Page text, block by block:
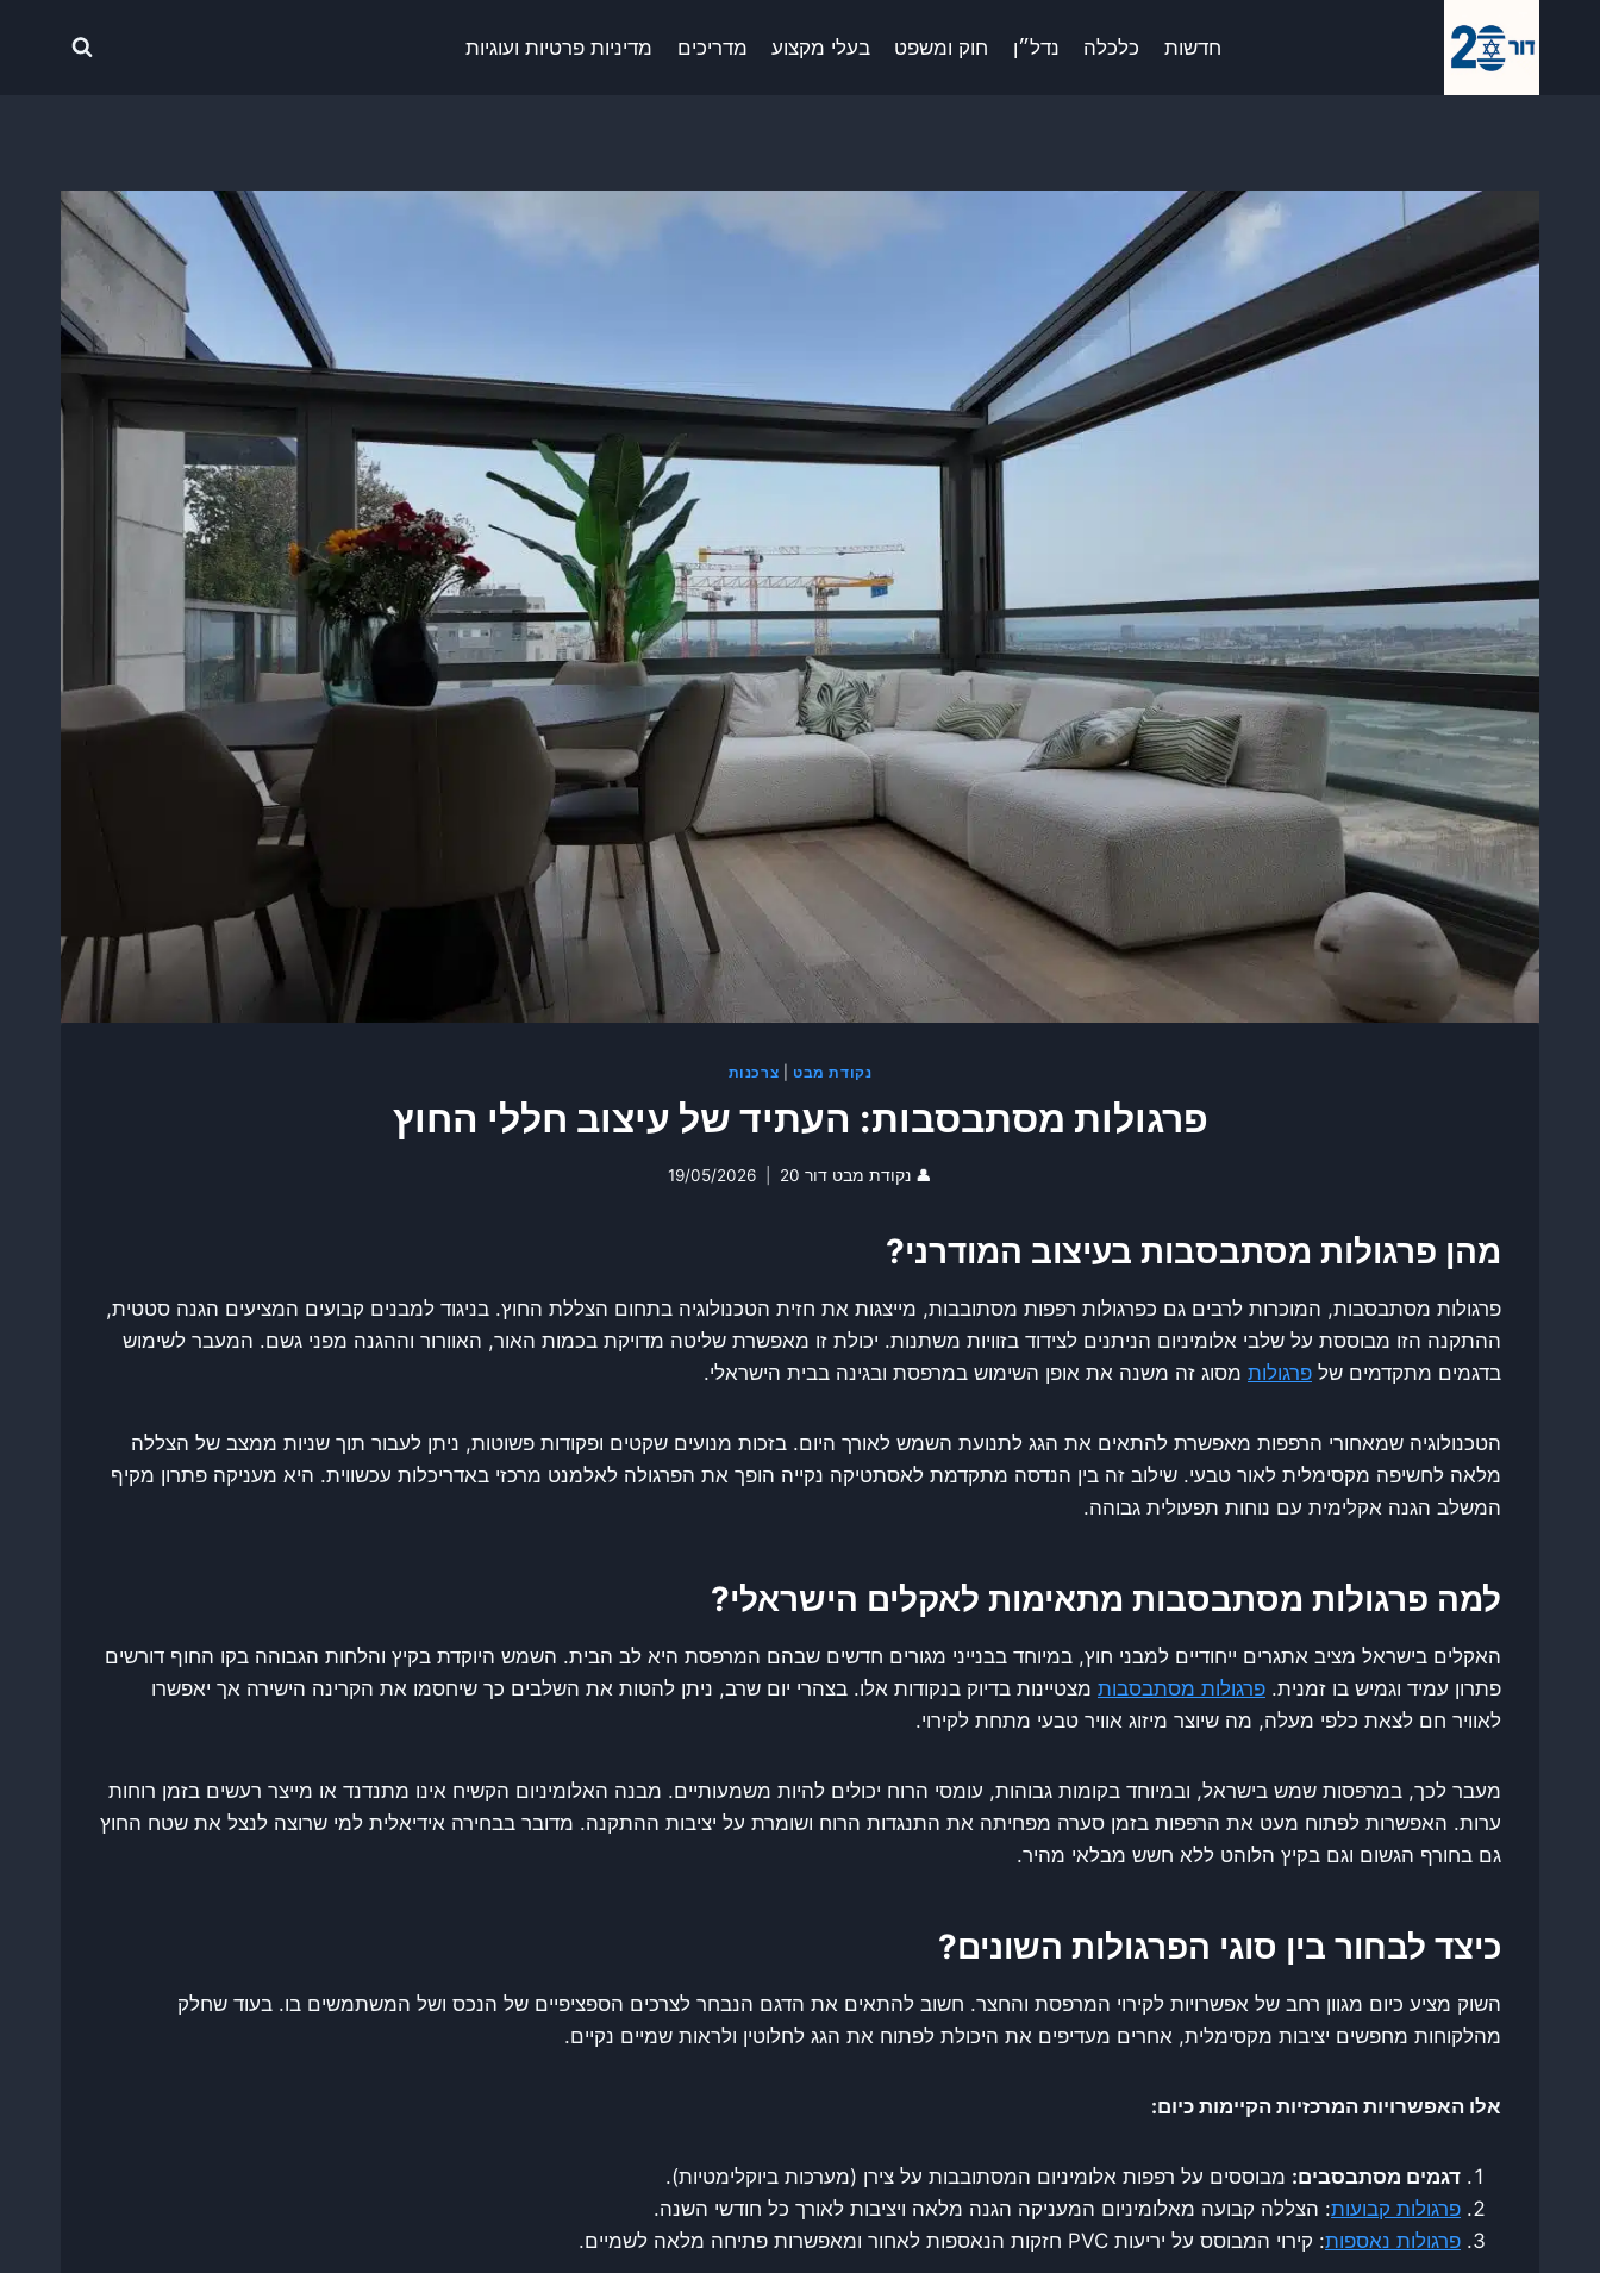
חדשות כלכלה נדל״ן חוק ומשפט בעלי מקצוע מדריכים מדיניות פרטיות ועוגיות
נקודת מבט צרכנות
פרגולות מסתבסבות: העתיד של עיצוב חללי החוץ
👤 נקודת מבט דור 20 19/05/2026
מהן פרגולות מסתבסבות בעיצוב המודרני?
פרגולות מסתבסבות, המוכרות לרבים גם כפרגולות רפפות מסתובבות, מייצגות את חזית הטכנולוגיה בתחום הצללת החוץ. בניגוד למבנים קבועים המציעים הגנה סטטית,
ההתקנה הזו מבוססת על שלבי אלומיניום הניתנים לצידוד בזוויות משתנות. יכולת זו מאפשרת שליטה מדויקת בכמות האור, האוורור וההגנה מפני גשם. המעבר לשימוש
בדגמים מתקדמים של פרגולות מסוג זה משנה את אופן השימוש במרפסת ובגינה בבית הישראלי.
הטכנולוגיה שמאחורי הרפפות מאפשרת להתאים את הגג לתנועת השמש לאורך היום. בזכות מנועים שקטים ופקודות פשוטות, ניתן לעבור תוך שניות ממצב של הצללה
מלאה לחשיפה מקסימלית לאור טבעי. שילוב זה בין הנדסה מתקדמת לאסתטיקה נקייה הופך את הפרגולה לאלמנט מרכזי באדריכלות עכשווית. היא מעניקה פתרון מקיף
המשלב הגנה אקלימית עם נוחות תפעולית גבוהה.
למה פרגולות מסתבסבות מתאימות לאקלים הישראלי?
האקלים בישראל מציב אתגרים ייחודיים למבני חוץ, במיוחד בבנייני מגורים חדשים שבהם המרפסת היא לב הבית. השמש היוקדת בקיץ והלחות הגבוהה בקו החוף דורשים
פתרון עמיד וגמיש בו זמנית. פרגולות מסתבסבות מצטיינות בדיוק בנקודות אלו. בצהרי יום שרב, ניתן להטות את השלבים כך שיחסמו את הקרינה הישירה אך יאפשרו
לאוויר חם לצאת כלפי מעלה, מה שיוצר מיזוג אוויר טבעי מתחת לקירוי.
מעבר לכך, במרפסות שמש בישראל, ובמיוחד בקומות גבוהות, עומסי הרוח יכולים להיות משמעותיים. מבנה האלומיניום הקשיח אינו מתנדנד או מייצר רעשים בזמן רוחות
ערות. האפשרות לפתוח מעט את הרפפות בזמן סערה מפחיתה את התנגדות הרוח ושומרת על יציבות ההתקנה. מדובר בבחירה אידיאלית למי שרוצה לנצל את שטח החוץ
גם בחורף הגשום וגם בקיץ הלוהט ללא חשש מבלאי מהיר.
כיצד לבחור בין סוגי הפרגולות השונים?
השוק מציע כיום מגוון רחב של אפשרויות לקירוי המרפסת והחצר. חשוב להתאים את הדגם הנבחר לצרכים הספציפיים של הנכס ושל המשתמשים בו. בעוד שחלק
מהלקוחות מחפשים יציבות מקסימלית, אחרים מעדיפים את היכולת לפתוח את הגג לחלוטין ולראות שמיים נקיים.
אלו האפשרויות המרכזיות הקיימות כיום:
דגמים מסתבסבים: מבוססים על רפפות אלומיניום המסתובבות על צירן (מערכות ביוקלימטיות).
פרגולות קבועות: הצללה קבועה מאלומיניום המעניקה הגנה מלאה ויציבות לאורך כל חודשי השנה.
פרגולות נאספות: קירוי המבוסס על יריעות PVC חזקות הנאספות לאחור ומאפשרות פתיחה מלאה לשמיים.